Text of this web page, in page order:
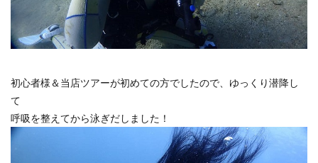
初心者様＆当店ツアーが初めての方でしたので、ゆっくり潜降し
て
呼吸を整えてから泳ぎだしました！